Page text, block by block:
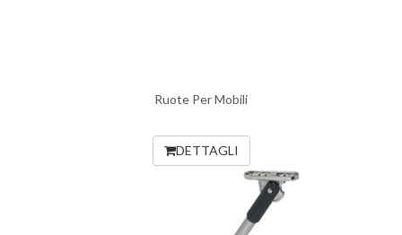
Ruote Per Mobili
DETTAGLI